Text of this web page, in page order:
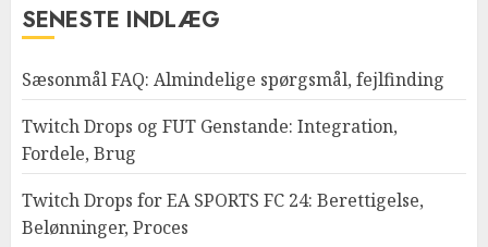
SENESTE INDLÆG
Sæsonmål FAQ: Almindelige spørgsmål, fejlfinding
Twitch Drops og FUT Genstande: Integration,
Fordele, Brug
Twitch Drops for EA SPORTS FC 24: Berettigelse,
Belønninger, Proces